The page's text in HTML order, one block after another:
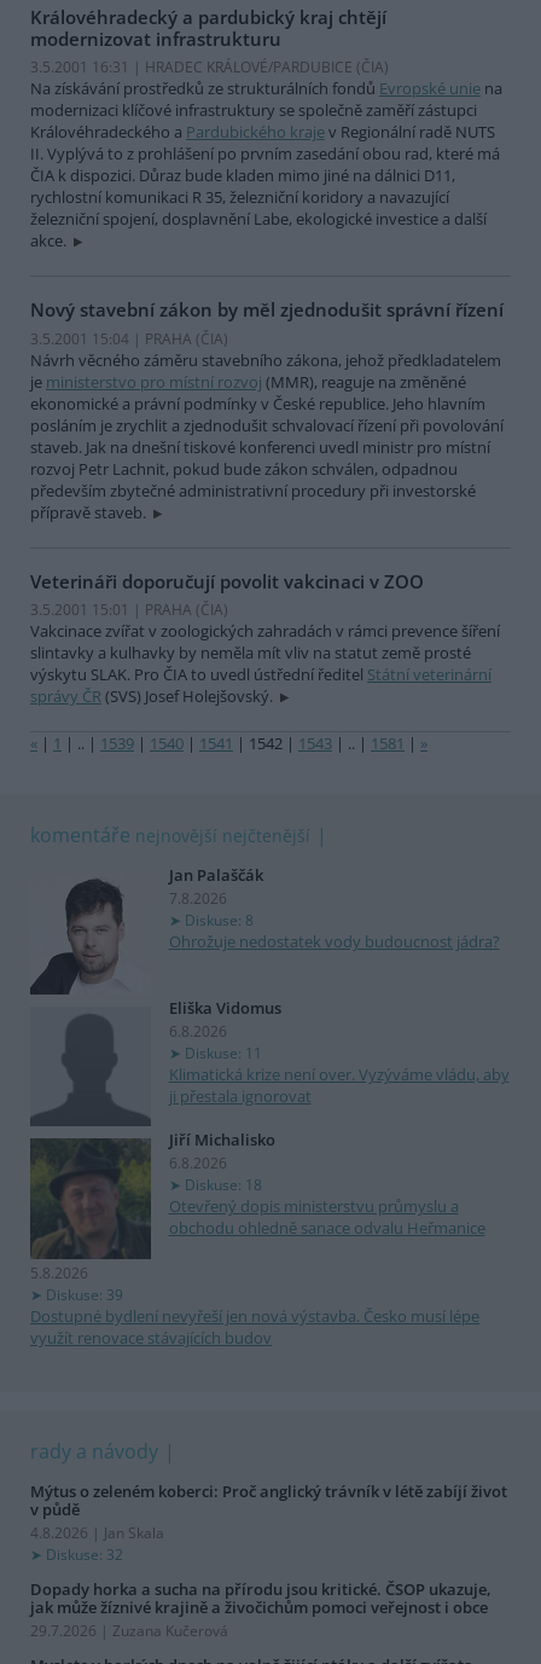
Královéhradecký a pardubický kraj chtějí
modernizovat infrastrukturu
3.5.2001 16:31 | HRADEC KRÁLOVÉ/PARDUBICE (ČIA)
Na získávání prostředků ze strukturálních fondů Evropské unie na
modernizaci klíčové infrastruktury se společně zaměří zástupci
Královéhradeckého a Pardubického krajev Regionální radě NUTS
II. Vyplývá to z prohlášení po prvním zasedání obou rad, které má
ČIA k dispozici. Důraz bude kladen mimo jiné na dálnici D11,
rychlostní komunikaci R 35, železniční koridory a navazující
železniční spojení, dosplavnění Labe, ekologické investice a další
akce.
Nový stavební zákon by měl zjednodušit správní řízení
3.5.2001 15:04 | PRAHA (ČIA)
Návrh věcného záměru stavebního zákona, jehož předkladatelem
je ministerstvo pro místní rozvoj (MMR), reaguje na změněné
ekonomické a právní podmínky v České republice. Jeho hlavním
posláním je zrychlit a zjednodušit schvalovací řízení při povolování
staveb. Jak na dnešní tiskové konferenci uvedl ministr pro místní
rozvoj Petr Lachnit, pokud bude zákon schválen, odpadnou
především zbytečné administrativní procedury při investorské
přípravě staveb.
Veterináři doporučují povolit vakcinaci v ZOO
3.5.2001 15:01 | PRAHA (ČIA)
Vakcinace zvířat v zoologických zahradách v rámci prevence šíření
slintavky a kulhavky by neměla mít vliv na statut země prosté
výskytu SLAK. Pro ČIA to uvedl ústřední ředitel Státní veterinární
správy ČR(SVS) Josef Holejšovský.
« | 1 | .. | 1539 | 1540 | 1541 | 1542 | 1543 | .. | 1581 | »
komentáře nejnovější nejčtenější
Jan Palaščák
7.8.2026
Diskuse: 8
Ohrožuje nedostatek vody budoucnost jádra?
Eliška Vidomus
6.8.2026
Diskuse: 11
Klimatická krize není over. Vyzýváme vládu, aby
ji přestala ignorovat
Jiří Michalisko
6.8.2026
Diskuse: 18
Otevřený dopis ministerstvu průmyslu a
obchodu ohledně sanace odvalu Heřmanice
5.8.2026
Diskuse: 39
Dostupné bydlení nevyřeší jen nová výstavba. Česko musí lépe
využít renovace stávajících budov
rady a návody
Mýtus o zeleném koberci: Proč anglický trávník v létě zabíjí život
v půdě
4.8.2026 | Jan Skala
Diskuse: 32
Dopady horka a sucha na přírodu jsou kritické. ČSOP ukazuje,
jak může žíznivé krajině a živočichům pomoci veřejnost i obce
29.7.2026 | Zuzana Kučerová